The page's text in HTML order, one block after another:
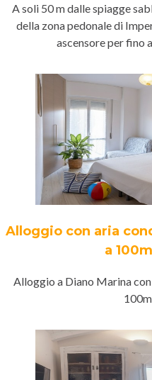
A soli 50 m dalle spiagge
della zona pedonale di
ascensore per fino
Alloggio con aria
a
Alloggio a Diano Marina